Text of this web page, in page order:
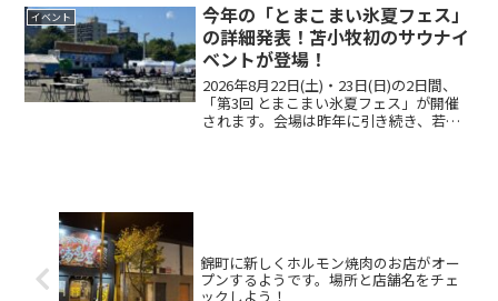
イベント
今年の「とまこまい氷夏フェス」
の詳細発表！苫小牧初のサウナイ
ベントが登場！
2026年8月22日(土)・23日(日)の2日間、
「第3回 とまこまい氷夏フェス」が開催
されます。会場は昨年に引き続き、若草
錦町に新しくホルモン焼肉のお店がオー
プンするようです。場所と店舗名をチェ
ックしよう！